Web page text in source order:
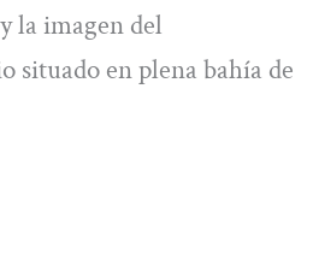
la imagen del
situado en plena bahía de